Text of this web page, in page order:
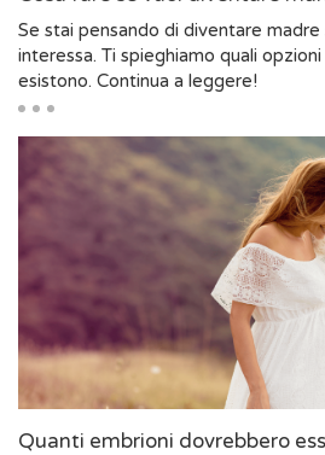
Se stai pensando di diventare
interessa. Ti spieghiamo quali
esistono. Continua a leggere!
Quanti embrioni dovrebbero